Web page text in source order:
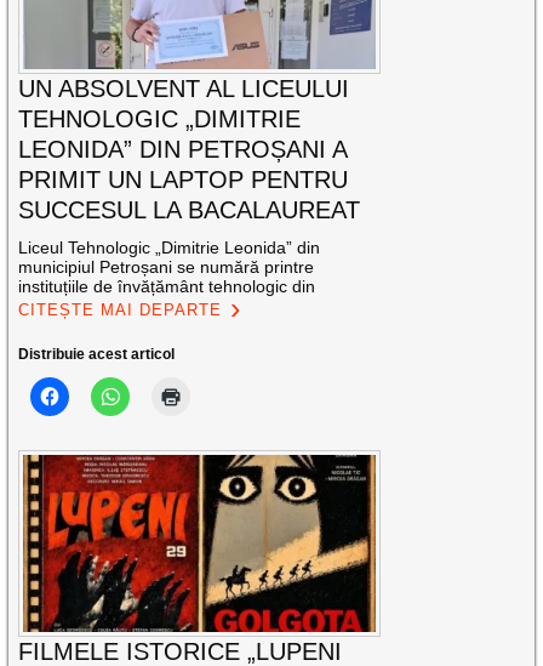
UN ABSOLVENT AL LICEULUI
TEHNOLOGIC „DIMITRIE
LEONIDA” DIN PETROȘANI A
PRIMIT UN LAPTOP PENTRU
SUCCESUL LA BACALAUREAT
Liceul Tehnologic „Dimitrie Leonida” din
municipiul Petroșani se numără printre
instituțiile de învățământ tehnologic din
CITEȘTE MAI DEPARTE
Distribuie acest articol
FILMELE ISTORICE „LUPENI